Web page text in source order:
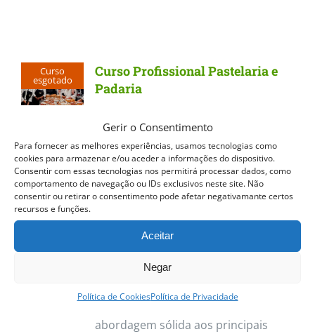
Gerir o Consentimento
Para fornecer as melhores experiências, usamos tecnologias como
cookies para armazenar e/ou aceder a informações do dispositivo.
Consentir com essas tecnologias nos permitirá processar dados, como
comportamento de navegação ou IDs exclusivos neste site. Não
consentir ou retirar o consentimento pode afetar negativamante certos
recursos e funções.
Aceitar
Negar
Política de CookiesPolítica de Privacidade
Curso
esgotado
Curso Profissional Pastelaria e
Padaria
Curso Profissional Pastelaria e
Padaria utiliza ferramentas tanto do
ensino presencial como do ensino à
distância. Curso em Regime B-
presenciais. Os Conteúdos mais
Padaria permite realizar uma
abordagem sólida aos principais